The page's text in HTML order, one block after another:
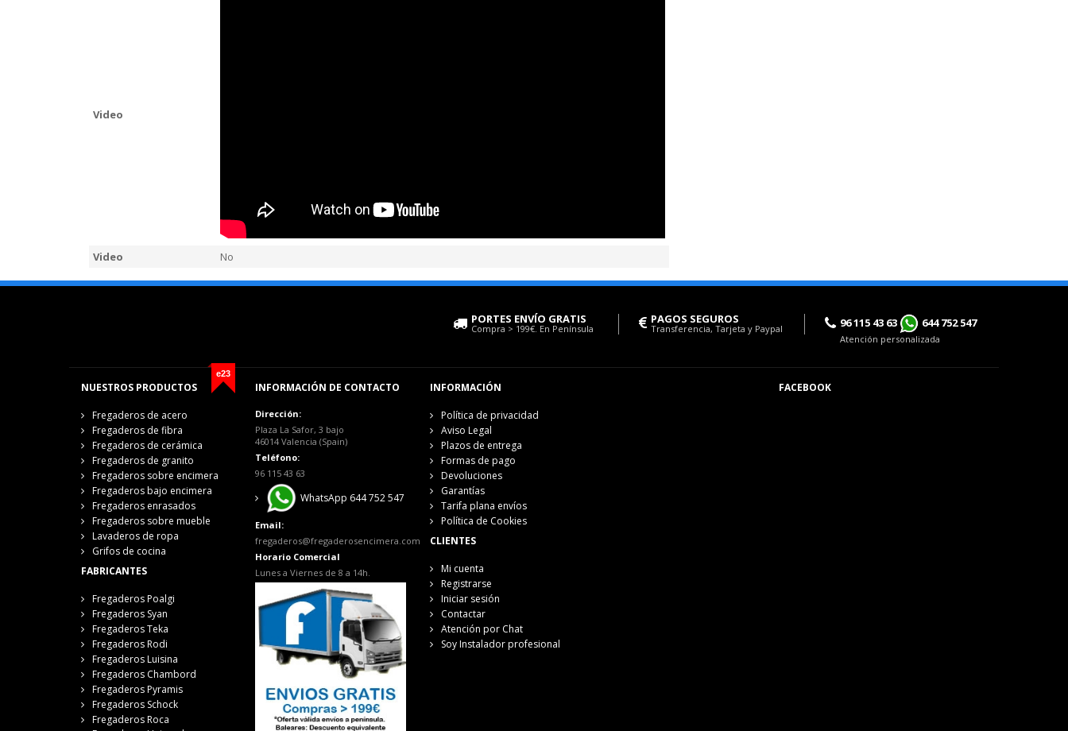
Video
Video No
PORTES ENVÍO GRATIS
Compra > 199€. En Península
PAGOS SEGUROS
Transferencia, Tarjeta y Paypal 96 115 43 63 644 752 547
Atención personalizada
e23
NUESTROS PRODUCTOS
Fregaderos de acero
Fregaderos de fibra
Fregaderos de cerámica
Fregaderos de granito
Fregaderos sobre encimera
Fregaderos bajo encimera
Fregaderos enrasados
Fregaderos sobre mueble
Lavaderos de ropa
Grifos de cocina
FABRICANTES
Fregaderos Poalgi
Fregaderos Syan
Fregaderos Teka
Fregaderos Rodi
Fregaderos Luisina
Fregaderos Chambord
Fregaderos Pyramis
Fregaderos Schock
Fregaderos Roca
INFORMACIÓN DE CONTACTO
Dirección:
Plaza La Safor, 3 bajo
46014 Valencia (Spain)
Teléfono:
96 115 43 63
WhatsApp 644 752 547
Email:
fregaderos@fregaderosencimera.com
Horario Comercial
Lunes a Viernes de 8 a 14h.
INFORMACIÓN
Política de privacidad
Aviso Legal
Plazos de entrega
Formas de pago
Devoluciones
Garantías
Tarifa plana envíos
Política de Cookies
CLIENTES
Mi cuenta
Registrarse
Iniciar sesión
Contactar
Atención por Chat
Soy Instalador profesional
FACEBOOK